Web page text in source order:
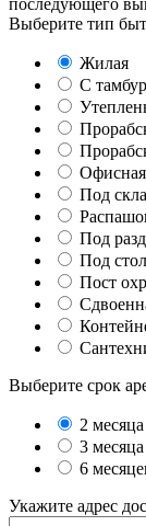
последующего
Выберите тип
Жилая
С
Офисная
Под
Под
Под
Пост
Выберите срок
2 месяца
3 месяца
6
Укажите адрес